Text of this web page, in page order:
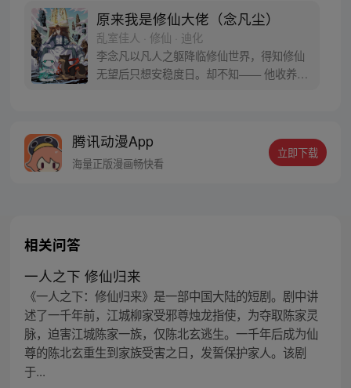
原来我是修仙大佬（念凡尘）
乱室佳人 · 修仙 · 迪化
李念凡以凡人之躯降临修仙世界，得知修仙
无望后只想安稳度日。却不知—— 他收养的
桥梁。 他遇到的一个路人，因为受他随口点
化，成为仙道圣人，引领一个时代…… 改编
腾讯动漫App
海量正版漫画畅快看
立即下载
相关问答
一人之下 修仙归来
《一人之下：修仙归来》是一部中国大陆的短剧。剧中讲
述了一千年前，江城柳家受邪尊烛龙指使，为夺取陈家灵
脉，迫害江城陈家一族，仅陈北玄逃生。一千年后成为仙
尊的陈北玄重生到家族受害之日，发誓保护家人。该剧
于...